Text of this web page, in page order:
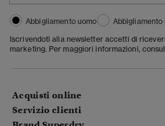
Abbigliamento uomo
Abbigliamento
Iscrivendoti alla newsletter accetti di
marketing. Per maggiori informazioni,
Acquisti online
Servizio clienti